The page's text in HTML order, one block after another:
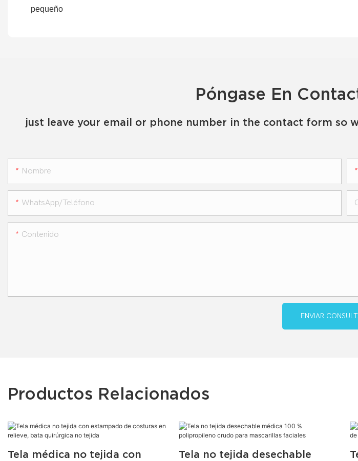
Póngase En
just leave your email or phone number in the contact form so
Nombre
WhatsApp/teléfono
Contenido
ENVIAR
Productos Relacionados
Tela médica no tejida con Tela no tejida desechable